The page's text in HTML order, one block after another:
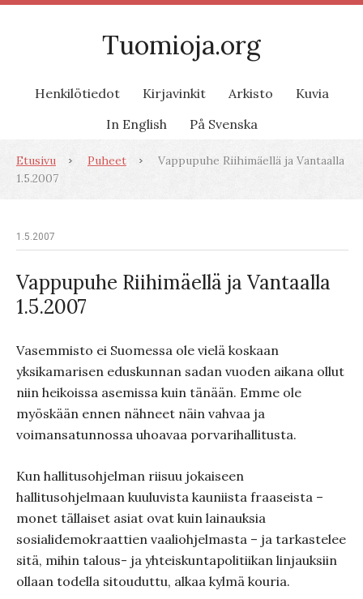
Tuomioja.org
Henkilötiedot Kirjavinkit Arkisto
Kuvia
In English
På Svenska
Etusivu Puheet
Vappupuhe Riihimäellä ja Vantaalla
1.5.2007
1.5.2007
Vappupuhe Riihimäellä ja Vantaalla
1.5.2007
Vasemmisto ei Suomessa ole vielä koskaan
yksikamarisen eduskunnan sadan vuoden aikana ollut
niin heikoissa asemissa kuin tänään. Emme ole
myöskään ennen nähneet näin vahvaa ja
voimansatunnossa uhoavaa porvarihallitusta.
Kun hallitusohjelman riisuu jokaiseen
hallitusohjelmaan kuuluvista kauniista fraaseista –
monet tällaiset asiat ovat kuin lainauksia
sosialidemokraattien vaaliohjelmasta – ja tarkastelee
sitä, mihin talous- ja yhteiskuntapolitiikan linjauksiin
ollaan todella sitouduttu, alkaa kylmä kouria.